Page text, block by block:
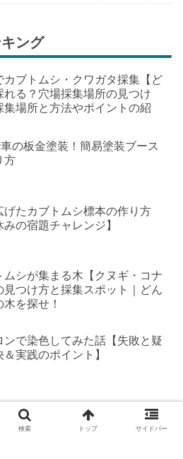
ング
カブトムシ・クワガタ採集【ど
れる？穴場採集場所の見つけ
集場所と方法やポイントの紹
の板金塗装！簡易塗装ブース
方
げたカブトムシ標本の作り方
みの宿題チャレンジ】
ムシが集まる木【クヌギ・コナ
見つけ方と採集スポット｜どん
木を探せ！
ンで染色してみた話【失敗と疑
＆実践のポイント】
検索 トップ サイドバー